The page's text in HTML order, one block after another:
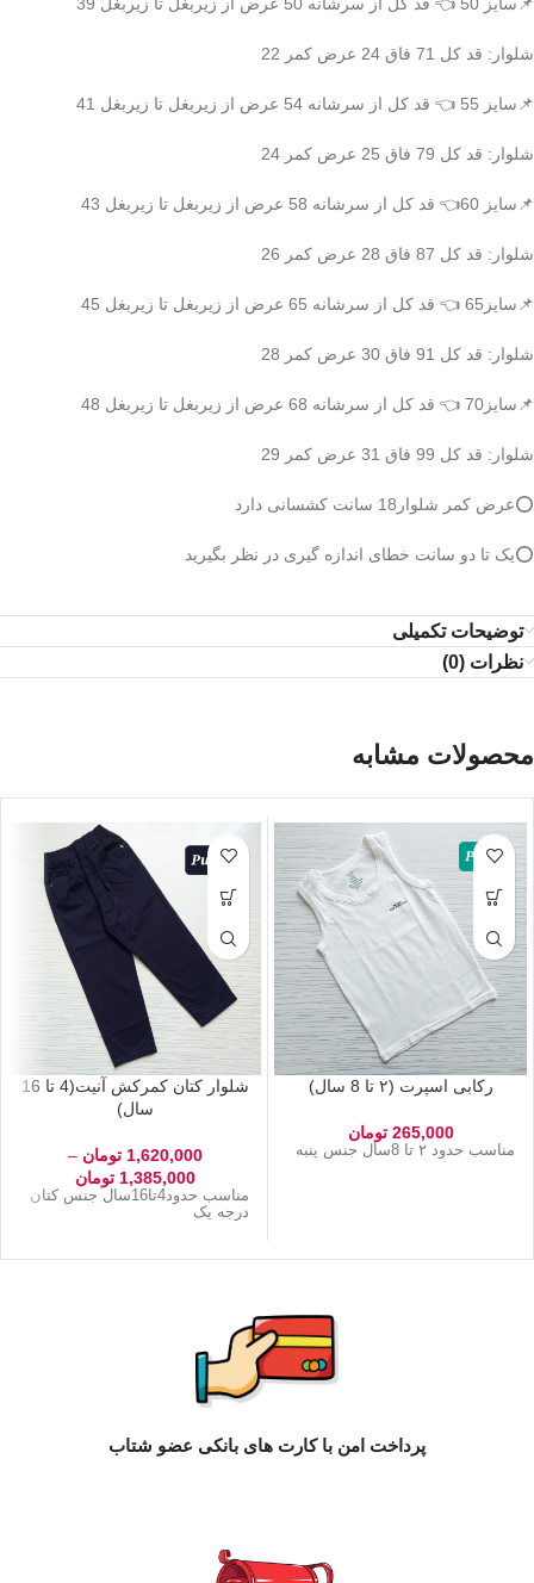
شلوار: قد کل 71 فاق 24 عرض کمر 22
📌سایز 55 👈 قد کل از سرشانه 54 عرض از زیربغل تا زیربغل 41
شلوار: قد کل 79 فاق 25 عرض کمر 24
📌سایز 60👈 قد کل از سرشانه 58 عرض از زیربغل تا زیربغل 43
شلوار: قد کل 87 فاق 28 عرض کمر 26
📌سایز65 👈 قد کل از سرشانه 65 عرض از زیربغل تا زیربغل 45
شلوار: قد کل 91 فاق 30 عرض کمر 28
📌سایز70 👈 قد کل از سرشانه 68 عرض از زیربغل تا زیربغل 48
شلوار: قد کل 99 فاق 31 عرض کمر 29
⭕️عرض کمر شلوار18 سانت کشسانی دارد
⭕️یک تا دو سانت خطای اندازه گیری در نظر بگیرید
توضیحات تکمیلی
نظرات (0)
محصولات مشابه
رکابی اسپرت (۲ تا 8 سال)
265,000 تومان
مناسب حدود ۲ تا 8سال جنس پنبه
شلوار کتان کمرکش آنیت(4 تا 16
سال)
1,620,000 تومان –
1,385,000 تومان
مناسب حدود4تا16سال جنس کتان
درجه یک
پرداخت امن با کارت های بانکی عضو شتاب